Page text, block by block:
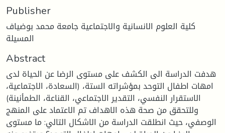
Publisher
كلية العلوم الانسانية والاجتماعية جامعة محمد بوضياف
المسيلة
Abstract
هدفت الدراسة الى الكشف على مستوى الرضا عن الحياة لدى
امهات اطفال التوحد بمؤشراته الستة، (السعادة، الاجتماعية،
الاستقرار النفسي، التقدير الاجتماعي، القناعة، الطمأنينة)
وللتحقق من صحة هذه الاهداف تم الاعتماد على المنهج
الوصفي، حيث انطلقت الدراسة من الاشكال التالي: ما مستوى